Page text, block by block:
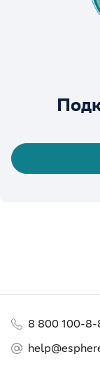
8 800 100-8-